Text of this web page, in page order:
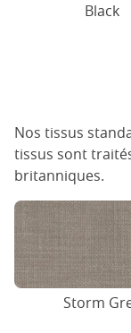
Black
Nos tissus
tissus sont
britanniques.
Storm